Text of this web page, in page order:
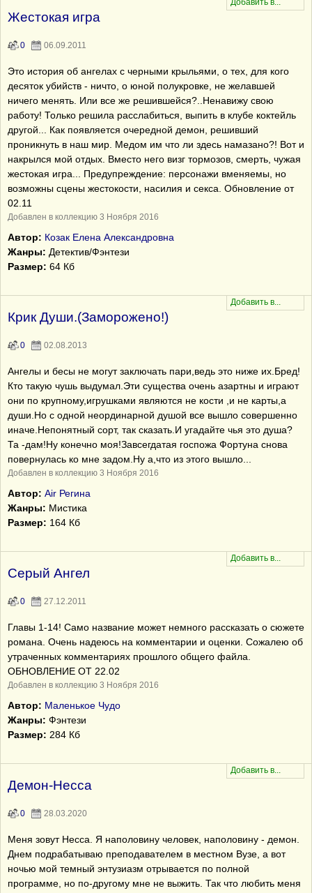
Жестокая игра
0 06.09.2011
Это история об ангелах с черными крыльями, о тех, для кого
десяток убийств - ничто, о юной полукровке, не желавшей
ничего менять. Или все же решившейся?..Ненавижу свою
работу! Только решила расслабиться, выпить в клубе коктейль
другой... Как появляется очередной демон, решивший
проникнуть в наш мир. Медом им что ли здесь намазано?! Вот и
накрылся мой отдых. Вместо него визг тормозов, смерть, чужая
жестокая игра... Предупреждение: персонажи вменяемы, но
возможны сцены жестокости, насилия и секса. Обновление от
02.11
Добавлен в коллекцию 3 Ноября 2016
Автор: Козак Елена Александровна
Жанры: Детектив/Фэнтези
Размер: 64 Кб
Крик Души.(Заморожено!)
0 02.08.2013
Ангелы и бесы не могут заключать пари,ведь это ниже их.Бред!
Кто такую чушь выдумал.Эти существа очень азартны и играют
они по крупному,игрушками являются не кости ,и не карты,а
души.Но с одной неординарной душой все вышло совершенно
иначе.Непонятный сорт, так сказать.И угадайте чья это душа?
Та -дам!Ну конечно моя!Завсегдатая госпожа Фортуна снова
повернулась ко мне задом.Ну а,что из этого вышло...
Добавлен в коллекцию 3 Ноября 2016
Автор: Air Регина
Жанры: Мистика
Размер: 164 Кб
Серый Ангел
0 27.12.2011
Главы 1-14! Cамо название может немного рассказать о сюжете
романа. Очень надеюсь на комментарии и оценки. Сожалею об
утраченных комментариях прошлого общего файла.
ОБНОВЛЕНИЕ ОТ 22.02
Добавлен в коллекцию 3 Ноября 2016
Автор: Маленькое Чудо
Жанры: Фэнтези
Размер: 284 Кб
Демон-Несса
0 28.03.2020
Меня зовут Несса. Я наполовину человек, наполовину - демон.
Днем подрабатываю преподавателем в местном Вузе, а вот
ночью мой темный энтузиазм отрывается по полной
программе, но по-другому мне не выжить. Так что любить меня